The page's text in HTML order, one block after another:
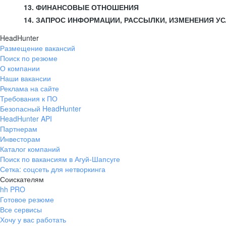
13. ФИНАНСОВЫЕ ОТНОШЕНИЯ
14. ЗАПРОС ИНФОРМАЦИИ, РАССЫЛКИ, ИЗМЕНЕНИЯ
HeadHunter
Размещение вакансий
Поиск по резюме
О компании
Наши вакансии
Реклама на сайте
Требования к ПО
Безопасный HeadHunter
HeadHunter API
Партнерам
Инвесторам
Каталог компаний
Поиск по вакансиям в Агуй-Шапсуге
Сетка: соцсеть для нетворкинга
Соискателям
hh PRO
Готовое резюме
Все сервисы
Хочу у вас работать